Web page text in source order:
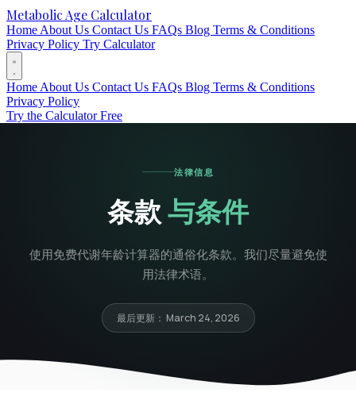
Metabolic Age Calculator
Home About Us Contact Us FAQs Blog Terms & Conditions
Privacy Policy Try Calculator
Home About Us Contact Us FAQs Blog Terms & Conditions
Privacy Policy
Try the Calculator Free
法律信息
条款与条件
使用免费代谢年龄计算器的通俗化条款。我们尽量避免使
用法律术语。
最后更新： March 24, 2026